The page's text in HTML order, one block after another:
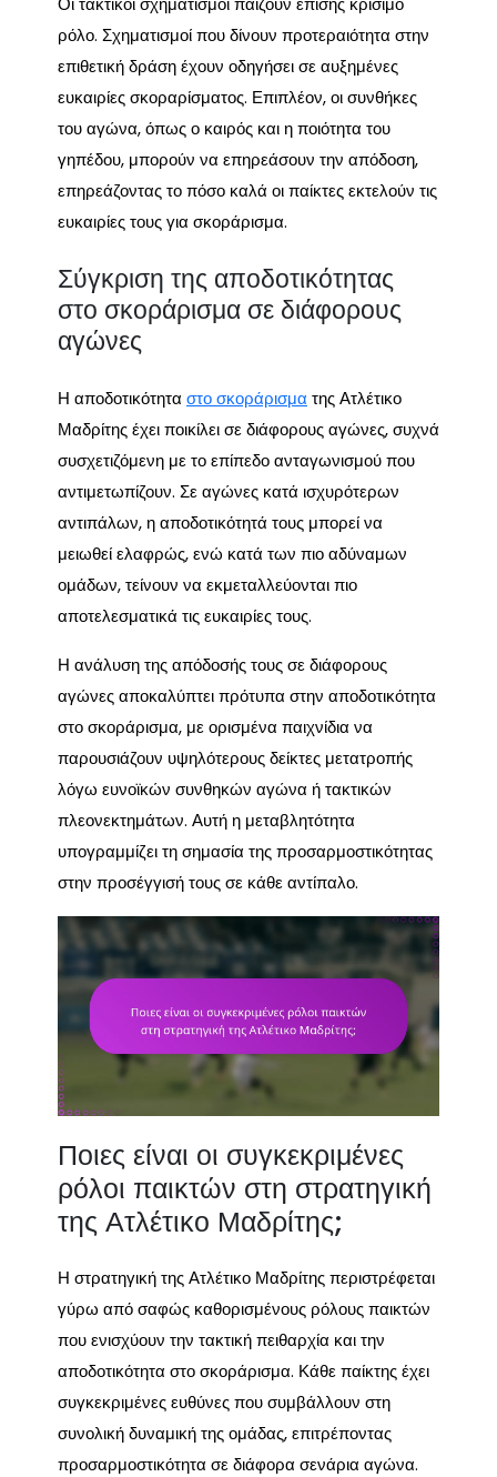
ρόλο. Σχηματισμοί που δίνουν προτεραιότητα στην
επιθετική δράση έχουν οδηγήσει σε αυξημένες
ευκαιρίες σκοραρίσματος. Επιπλέον, οι συνθήκες
του αγώνα, όπως ο καιρός και η ποιότητα του
γηπέδου, μπορούν να επηρεάσουν την απόδοση,
επηρεάζοντας το πόσο καλά οι παίκτες εκτελούν τις
ευκαιρίες τους για σκοράρισμα.
Σύγκριση της αποδοτικότητας
στο σκοράρισμα σε διάφορους
αγώνες
Η αποδοτικότητα στο σκοράρισμα της Ατλέτικο
Μαδρίτης έχει ποικίλει σε διάφορους αγώνες, συχνά
συσχετιζόμενη με το επίπεδο ανταγωνισμού που
αντιμετωπίζουν. Σε αγώνες κατά ισχυρότερων
αντιπάλων, η αποδοτικότητά τους μπορεί να
μειωθεί ελαφρώς, ενώ κατά των πιο αδύναμων
ομάδων, τείνουν να εκμεταλλεύονται πιο
αποτελεσματικά τις ευκαιρίες τους.
Η ανάλυση της απόδοσής τους σε διάφορους
αγώνες αποκαλύπτει πρότυπα στην αποδοτικότητα
στο σκοράρισμα, με ορισμένα παιχνίδια να
παρουσιάζουν υψηλότερους δείκτες μετατροπής
λόγω ευνοϊκών συνθηκών αγώνα ή τακτικών
πλεονεκτημάτων. Αυτή η μεταβλητότητα
υπογραμμίζει τη σημασία της προσαρμοστικότητας
στην προσέγγισή τους σε κάθε αντίπαλο.
Ποιες είναι οι συγκεκριμένες
ρόλοι παικτών στη στρατηγική
της Ατλέτικο Μαδρίτης;
Η στρατηγική της Ατλέτικο Μαδρίτης περιστρέφεται
γύρω από σαφώς καθορισμένους ρόλους παικτών
που ενισχύουν την τακτική πειθαρχία και την
αποδοτικότητα στο σκοράρισμα. Κάθε παίκτης έχει
συγκεκριμένες ευθύνες που συμβάλλουν στη
συνολική δυναμική της ομάδας, επιτρέποντας
προσαρμοστικότητα σε διάφορα σενάρια αγώνα.